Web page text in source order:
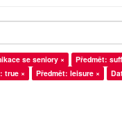
se seniory × Předmět:
true × Předmět: leisure ×